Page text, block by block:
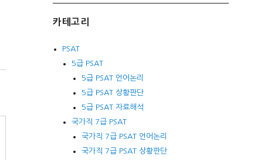
카테고리
PSAT
5급 PSAT
5급 PSAT 언어논리
5급 PSAT 상황판단
5급 PSAT 자료해석
국가직 7급 PSAT
국가직 7급 PSAT 언어논리
국가직 7급 PSAT 상황판단